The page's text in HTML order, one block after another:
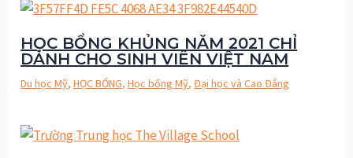
HỌC BỔNG KHỦNG NĂM 2021 CHỈ
DÀNH CHO SINH VIÊN VIỆT NAM
Du học Mỹ,HỌC BỔNG,Học bổng Mỹ,Đại học và Cao Đẳng